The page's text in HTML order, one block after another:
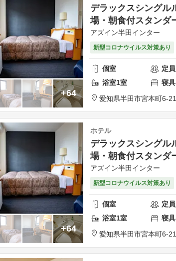
+64
デラックスシングル
場・朝食付スタンダ
アズイン半田インター
新型コロナウイルス対策あり
個室 定員
浴室1室 寝具
愛知県半田市宮本町6-
+64
ホテル
デラックスシングル
場・朝食付スタンダ
アズイン半田インター
新型コロナウイルス対策あり
個室 定員
浴室1室 寝具
愛知県半田市宮本町6-